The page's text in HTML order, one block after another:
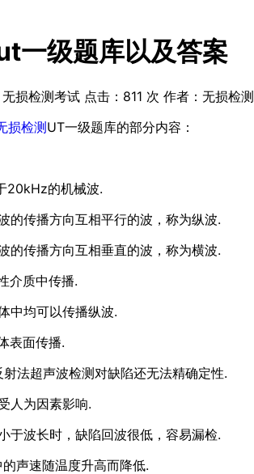
一级题库以及答案
损检测考试 点击： 811 次 作者：无损检测
损检测UT一级题库的部分内容：
20kHz的机械波.
的传播方向互相平行的波，称为纵波.
的传播方向互相垂直的波，称为横波.
介质中传播.
中均可以传播纵波.
表面传播.
法超声波检测对缺陷还无法精确定性.
人为因素影响.
于波长时，缺陷回波很低，容易漏检.
声速随温度升高而降低.